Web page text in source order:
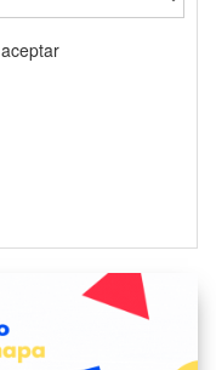
aceptar